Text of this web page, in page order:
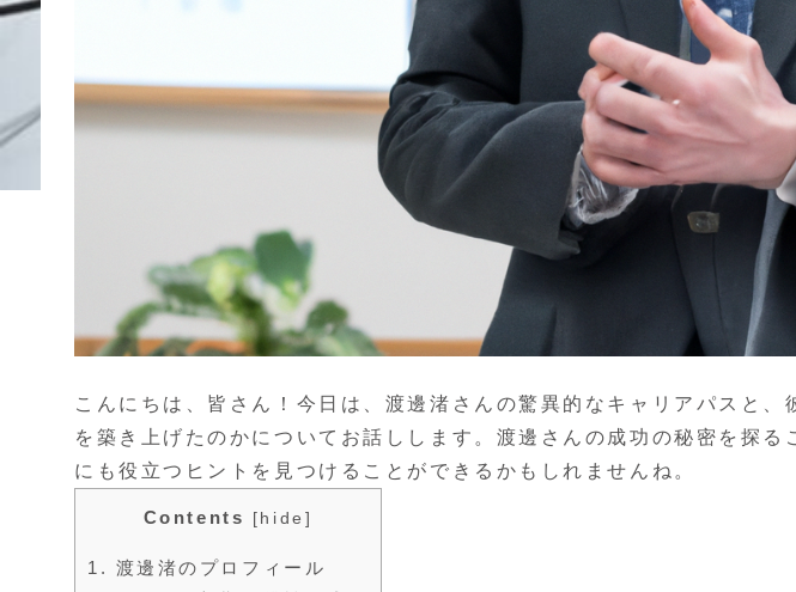
こんにちは、皆さん！今日は、渡邊渚さんの驚異的なキャリアパスと、
を築き上げたのかについてお話しします。渡邊さんの成功の秘密を探る
にも役立つヒントを見つけることができるかもしれませんね。
Contents [ hide ]
1. 渡邊渚のプロフィール